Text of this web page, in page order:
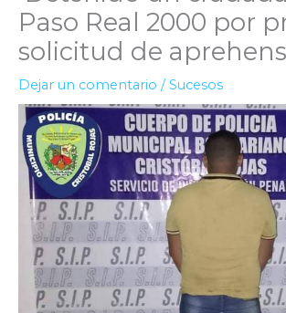
Paso Real 2000 por
solicitud de
Dejar un comentario /Sucesos